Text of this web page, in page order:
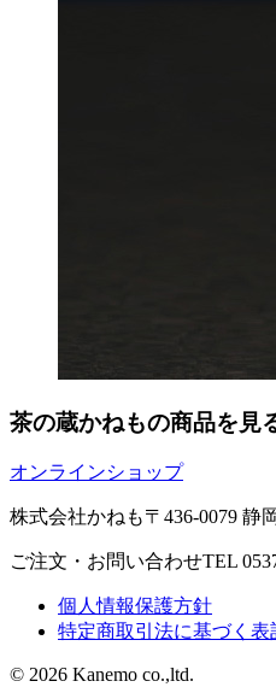
茶の蔵かねもの商品を見
オンラインショップ
株式会社かねも〒436-0079 静
ご注文・お問い合わせTEL
個人情報保護方針
特定商取引法に基づく表
© 2026 Kanemo co.,ltd.